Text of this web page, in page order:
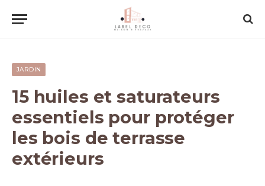
JARDIN
15 huiles et saturateurs
essentiels pour protéger
les bois de terrasse
extérieurs